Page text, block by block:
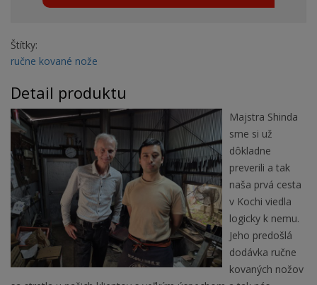
Štítky:
ručne kované nože
Detail produktu
Majstra Shinda
sme si už
dôkladne
preverili a tak
naša prvá cesta
v Kochi viedla
logicky k nemu.
Jeho predošlá
dodávka ručne
kovaných nožov